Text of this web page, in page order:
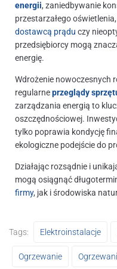
energii, zaniedbywanie
przestarzałego
dostawcą prądu czy
przedsiębiorcy mogą
energię.
Wdrożenie nowoczesnych
regularneprzeglądy
zarządzania energią to
oszczędnościowej.
tylko poprawia kondycję
ekologiczne podejście do
Działając rozsądnie i
mogą osiągnąć
firmy, jak i środowiska
Tags: Elektroinstalacje
Ogrzewanie